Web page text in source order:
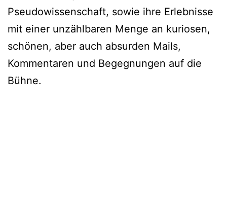
Pseudowissenschaft, sowie ihre Erlebnisse
mit einer unzählbaren Menge an kuriosen,
schönen, aber auch absurden Mails,
Kommentaren und Begegnungen auf die
Bühne.